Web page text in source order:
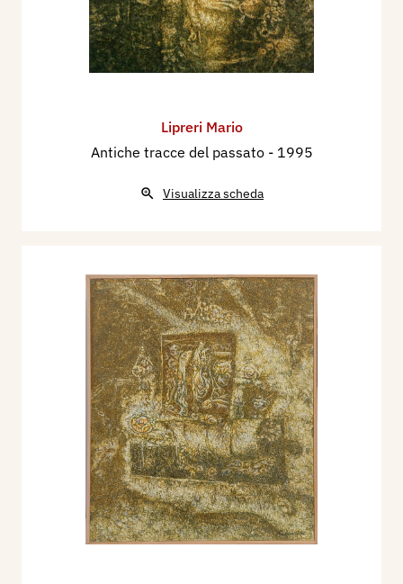
Lipreri Mario
Antiche tracce del passato - 1995
Visualizza scheda